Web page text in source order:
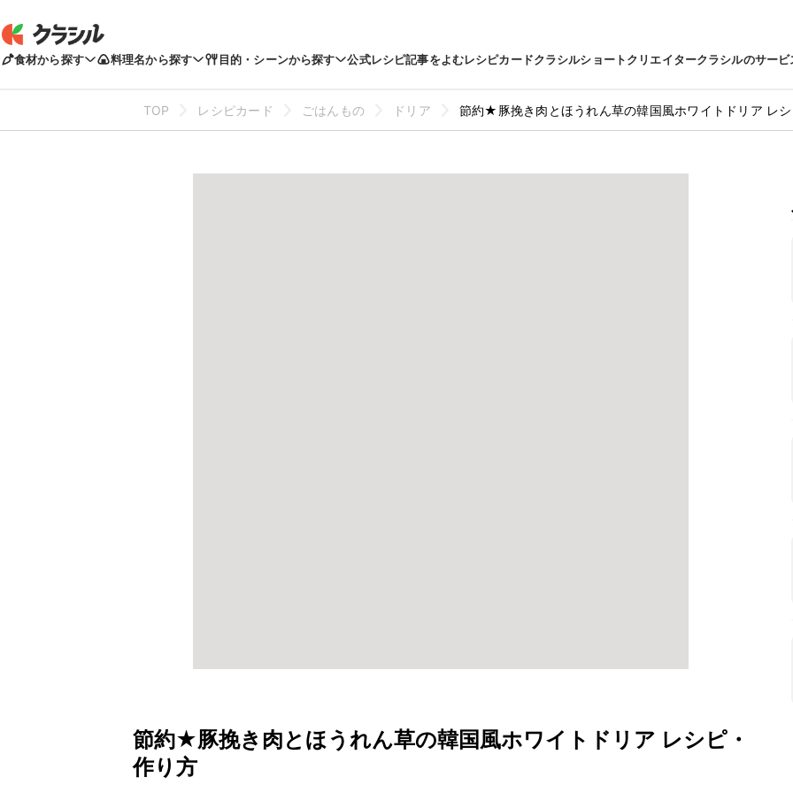
食材から探す 料理名から探す 目的・シーンから探す 公式レシピ記事をよむレシピカードクラシルショートクリエイタークラシルのサービ
TOP レシピカード ごはんもの ドリア 節約★豚挽き肉とほうれん草の韓国風ホワイトドリア レ
節約★豚挽き肉とほうれん草の韓国風ホワイトドリア レシピ・
作り方